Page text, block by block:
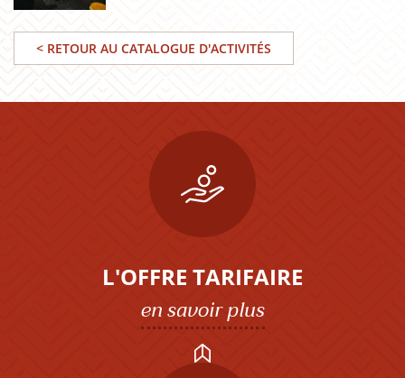
< RETOUR AU CATALOGUE D'ACTIVITÉS
L'OFFRE TARIFAIRE
en savoir plus